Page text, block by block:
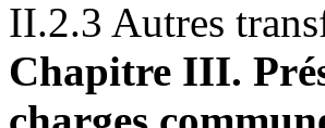
II.2.3 Autres
Chapitre III.